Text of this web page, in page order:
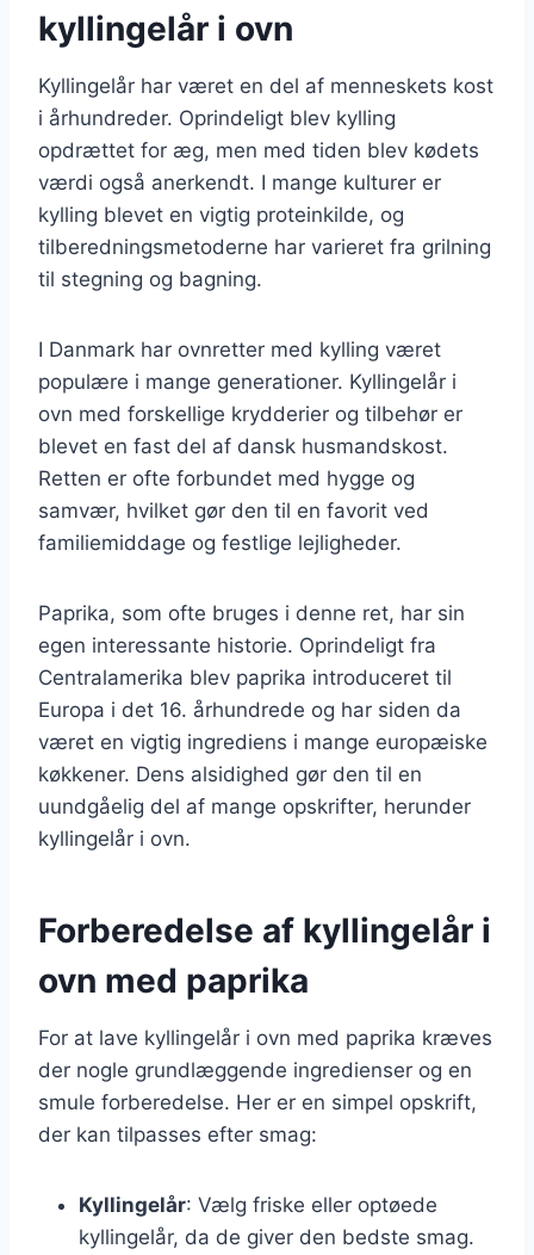
kyllingelår i ovn
Kyllingelår har været en del af menneskets kost
i århundreder. Oprindeligt blev kylling
opdrættet for æg, men med tiden blev kødets
værdi også anerkendt. I mange kulturer er
kylling blevet en vigtig proteinkilde, og
tilberedningsmetoderne har varieret fra grilning
til stegning og bagning.
I Danmark har ovnretter med kylling været
populære i mange generationer. Kyllingelår i
ovn med forskellige krydderier og tilbehør er
blevet en fast del af dansk husmandskost.
Retten er ofte forbundet med hygge og
samvær, hvilket gør den til en favorit ved
familiemiddage og festlige lejligheder.
Paprika, som ofte bruges i denne ret, har sin
egen interessante historie. Oprindeligt fra
Centralamerika blev paprika introduceret til
Europa i det 16. århundrede og har siden da
været en vigtig ingrediens i mange europæiske
køkkener. Dens alsidighed gør den til en
uundgåelig del af mange opskrifter, herunder
kyllingelår i ovn.
Forberedelse af kyllingelår i
ovn med paprika
For at lave kyllingelår i ovn med paprika kræves
der nogle grundlæggende ingredienser og en
smule forberedelse. Her er en simpel opskrift,
der kan tilpasses efter smag:
Kyllingelår: Vælg friske eller optøede
kyllingelår, da de giver den bedste smag.